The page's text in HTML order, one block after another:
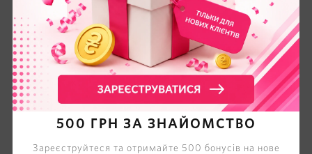
500 ГРН ЗА ЗНАЙОМСТВО
Зареєструйтеся та отримайте 500 бонусів на нове